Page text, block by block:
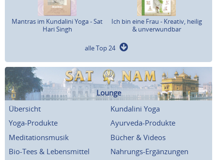
Mantras im Kundalini Yoga - Sat
Hari Singh
Ich bin eine Frau - Kreativ, heilig
& unverwundbar
alle Top 24
Lounge
Übersicht
Kundalini Yoga
Yoga-Produkte
Ayurveda-Produkte
Meditationsmusik
Bücher & Videos
Bio-Tees & Lebensmittel
Nahrungs-Ergänzungen